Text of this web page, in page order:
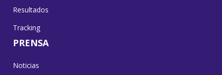
Resultados
Tracking
PRENSA
Noticias